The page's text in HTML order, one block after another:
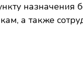
а также